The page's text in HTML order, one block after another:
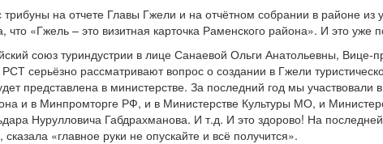
на отчете Главы Гжели и на отчётном собрании в районе из
что «Гжель – это визитная карточка Раменского района». И это уже
союз туриндустрии в лице Санаевой Ольги Анатольевны, Вице-
РСТ серьёзно рассматривают вопрос о создании в Гжели
представлена в министерстве. За последний год мы
и в Минпромторге РФ, и в Министерстве Культуры МО, и
Нурулловича Габдрахманова. И т.д. И это здорово! На
«главное руки не опускайте и всё получится».